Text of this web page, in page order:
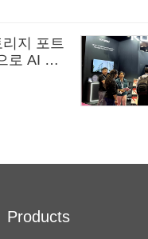
지 포트
로 AI 혁
Products